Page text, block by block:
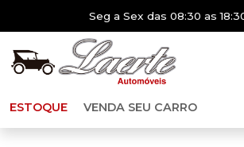
Seg a Sex das 08:30 as
ESTOQUE VENDA SEU CARRO